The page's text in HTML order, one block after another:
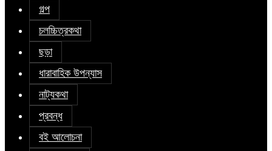
গল্প
চলচ্চিত্রকথা
ছড়া
ধারাবাহিক উপন্যাস
নাট্যকথা
প্রবন্ধ
বই আলোচনা